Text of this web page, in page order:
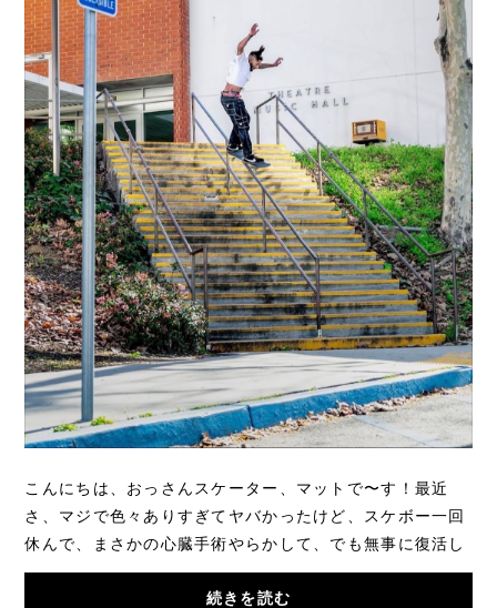
こんにちは、おっさんスケーター、マットで〜す！最近
さ、マジで色々ありすぎてヤバかったけど、スケボー一回
休んで、まさかの心臓手術やらかして、でも無事に復活し
て、やっとまた滑れるようになった！マジで滑...
続きを読む